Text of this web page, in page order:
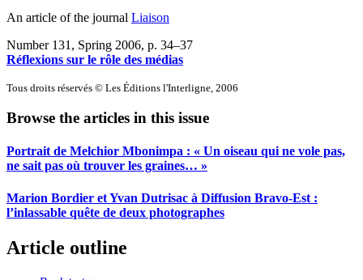
An article of the journal Liaison
Number 131, Spring 2006, p. 34–37
Réflexions sur le rôle des médias
Tous droits réservés © Les Éditions l'Interligne, 2006
Browse the articles in this issue
Portrait de Melchior Mbonimpa : « Un oiseau qui ne vole pas,
ne sait pas où trouver les graines… »
Marion Bordier et Yvan Dutrisac à Diffusion Bravo-Est :
l’inlassable quête de deux photographes
Article outline